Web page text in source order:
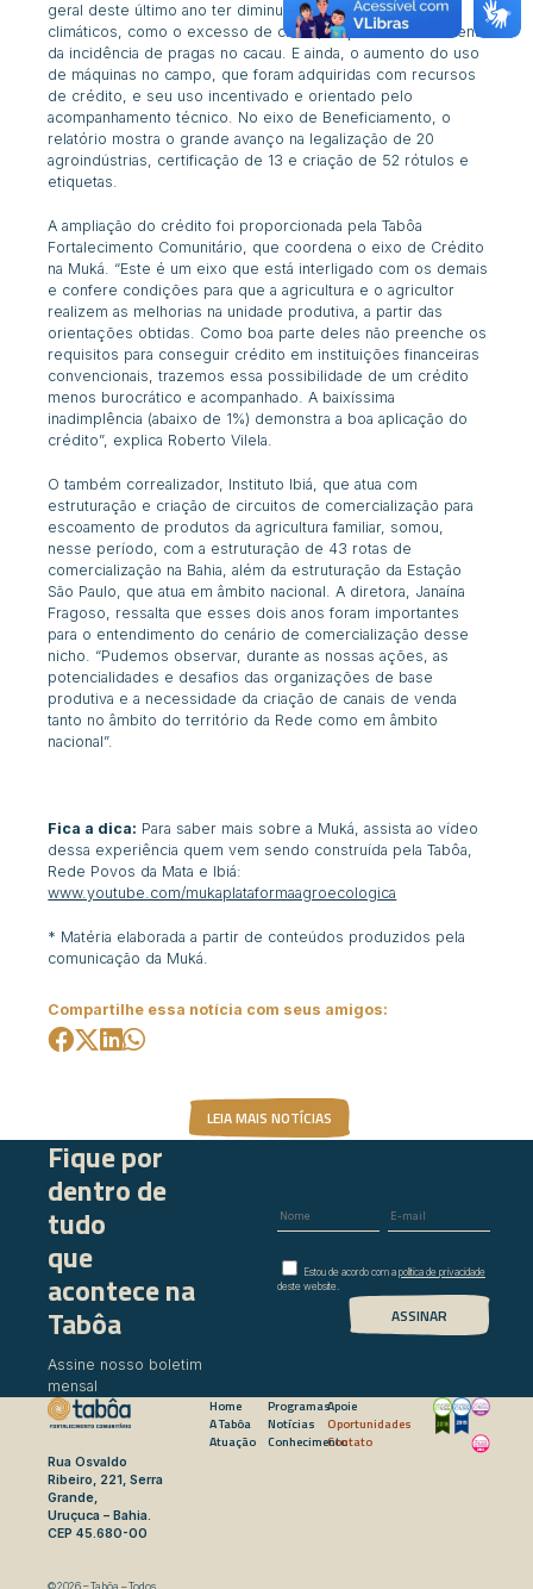
geral deste último ano ter diminuído devido a fatores
climáticos, como o excesso de chuva, o que causou aumento
da incidência de pragas no cacau. E ainda, o aumento do uso
de máquinas no campo, que foram adquiridas com recursos
de crédito, e seu uso incentivado e orientado pelo
acompanhamento técnico. No eixo de Beneficiamento, o
relatório mostra o grande avanço na legalização de 20
agroindústrias, certificação de 13 e criação de 52 rótulos e
etiquetas.
A ampliação do crédito foi proporcionada pela Tabôa
Fortalecimento Comunitário, que coordena o eixo de Crédito
na Muká. “Este é um eixo que está interligado com os demais
e confere condições para que a agricultura e o agricultor
realizem as melhorias na unidade produtiva, a partir das
orientações obtidas. Como boa parte deles não preenche os
requisitos para conseguir crédito em instituições financeiras
convencionais, trazemos essa possibilidade de um crédito
menos burocrático e acompanhado. A baixíssima
inadimplência (abaixo de 1%) demonstra a boa aplicação do
crédito”, explica Roberto Vilela.
O também correalizador, Instituto Ibiá, que atua com
estruturação e criação de circuitos de comercialização para
escoamento de produtos da agricultura familiar, somou,
nesse período, com a estruturação de 43 rotas de
comercialização na Bahia, além da estruturação da Estação
São Paulo, que atua em âmbito nacional. A diretora, Janaína
Fragoso, ressalta que esses dois anos foram importantes
para o entendimento do cenário de comercialização desse
nicho. “Pudemos observar, durante as nossas ações, as
potencialidades e desafios das organizações de base
produtiva e a necessidade da criação de canais de venda
tanto no âmbito do território da Rede como em âmbito
nacional”.
Fica a dica: Para saber mais sobre a Muká, assista ao vídeo
dessa experiência quem vem sendo construída pela Tabôa,
Rede Povos da Mata e Ibiá:
www.youtube.com/mukaplataformaagroecologica
* Matéria elaborada a partir de conteúdos produzidos pela
comunicação da Muká.
Compartilhe essa notícia com seus amigos:
LEIA MAIS NOTÍCIAS
Fique por
dentro de
tudo
que
acontece na
Tabôa
Assine nosso boletim
mensal
Estou de acordo com a política de privacidade
deste website.
Rua Osvaldo
Ribeiro, 221, Serra
Grande,
Uruçuca – Bahia.
CEP 45.680-00
Home
A Tabôa
Atuação
Programas
Notícias
Conhecimento
Apoie
Oportunidades
Contato
©2026 – Tabôa – Todos